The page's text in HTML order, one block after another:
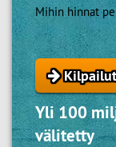
Mihin hinnat
Yli 100
välitetty